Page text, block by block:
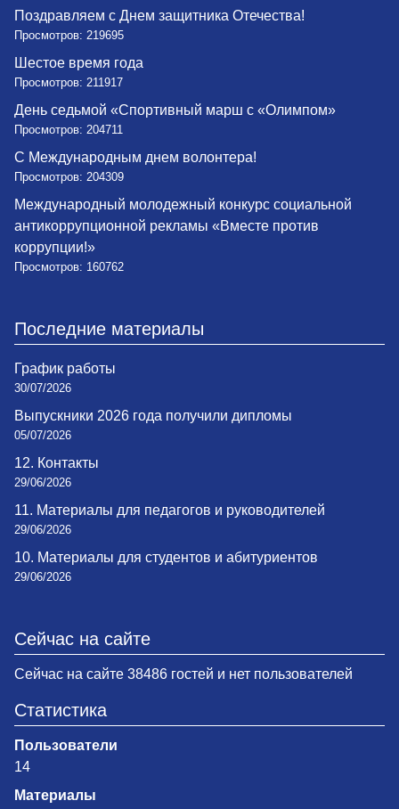
Поздравляем с Днем защитника Отечества!
Просмотров: 219695
Шестое время года
Просмотров: 211917
День седьмой «Спортивный марш с «Олимпом»
Просмотров: 204711
С Международным днем волонтера!
Просмотров: 204309
Международный молодежный конкурс социальной
антикоррупционной рекламы «Вместе против
коррупции!»
Просмотров: 160762
Последние материалы
График работы
30/07/2026
Выпускники 2026 года получили дипломы
05/07/2026
12. Контакты
29/06/2026
11. Материалы для педагогов и руководителей
29/06/2026
10. Материалы для студентов и абитуриентов
29/06/2026
Сейчас на сайте
Сейчас на сайте 38486 гостей и нет пользователей
Статистика
Пользователи
14
Материалы